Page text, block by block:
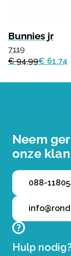
Bunnies jr
7119
€ 94.99€ 61.74
Neem
onze
088-
Hulp